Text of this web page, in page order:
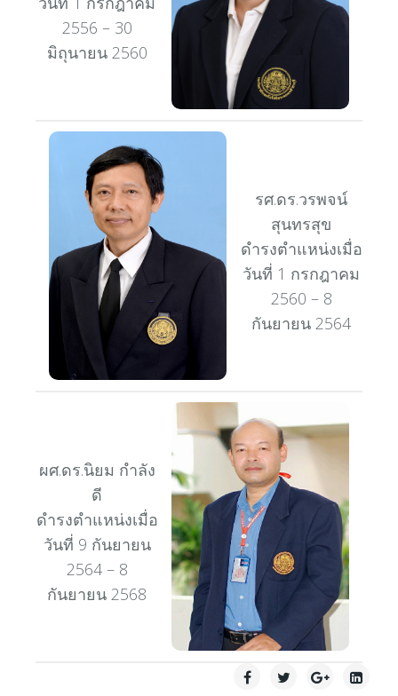
2556 – 30
มิถุนายน 2560
รศ.ดร.วรพจน์
สุนทรสุข
ดำรงตำแหน่งเมื่อ
วันที่ 1 กรกฎาคม
2560 – 8
กันยายน 2564
ผศ.ดร.นิยม กำลัง
ดี
ดำรงตำแหน่งเมื่อ
วันที่ 9 กันยายน
2564 – 8
กันยายน 2568